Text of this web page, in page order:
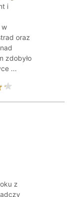
i
w
oraz
zdobyło
...
z